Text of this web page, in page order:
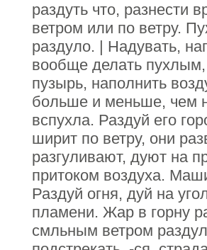
раздуть что, разнести
ветром или по ветру.
раздуло. | Надувать,
вообще делать пухлым,
пузырь, наполнить
больше и меньше, чем
вспухла. Раздуй его
ширит по ветру, они
разгуливают, дуют на
притоком воздуха.
Раздуй огня, дуй на
пламени. Жар в горну
смльным ветром